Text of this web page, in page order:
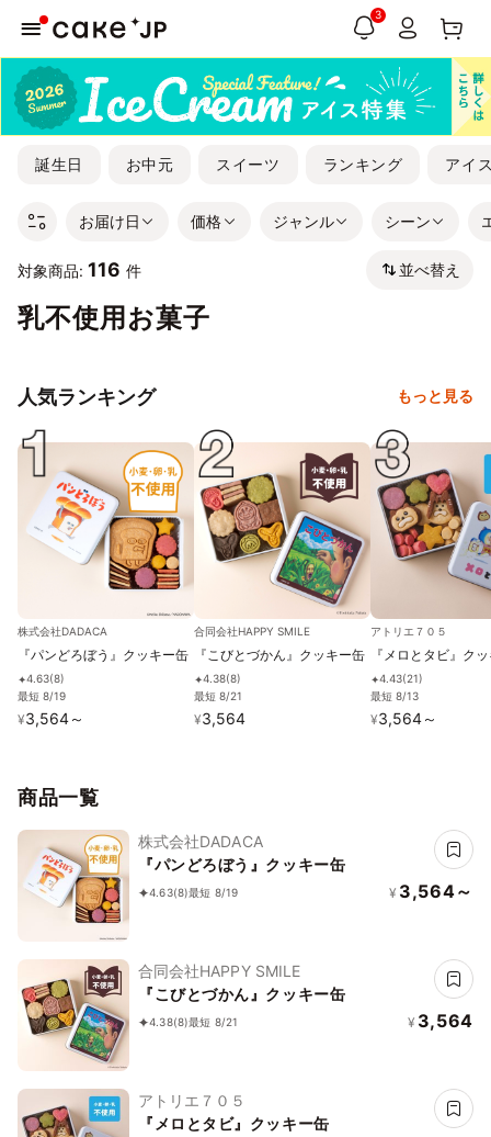
3
誕生日 お中元 スイーツ ランキング アイ
お届け日 価格 ジャンル シーン
対象商品: 116 件 並べ替え
乳不使用お菓子
人気ランキング もっと見る
株式会社DADACA
『パンどろぼう』クッキー缶
✦4.63(8)
最短 8/19
¥3,564～
合同会社HAPPY SMILE
『こびとづかん』クッキー缶
✦4.38(8)
最短 8/21
¥3,564
アトリエ７０５
『メロとタビ』ク
✦4.43(21)
最短 8/13
¥3,564～
商品一覧
株式会社DADACA
『パンどろぼう』クッキー缶
4.63(8)最短 8/19 ¥ 3,564～
合同会社HAPPY SMILE
『こびとづかん』クッキー缶
4.38(8)最短 8/21 ¥ 3,564
アトリエ７０５
『メロとタビ』クッキー缶